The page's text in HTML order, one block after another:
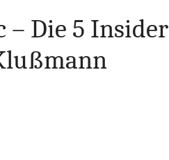
Die 5 Insider